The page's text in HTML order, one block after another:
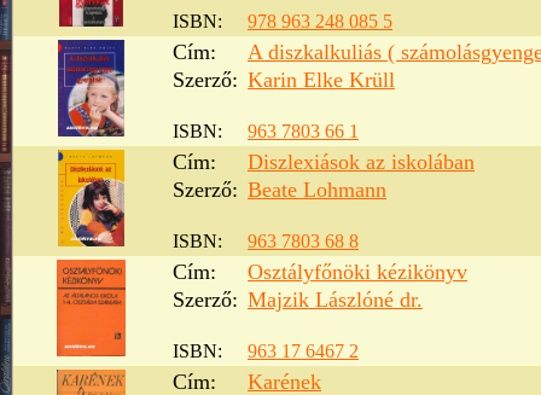
ISBN: 978 963 248 085 5
Cím:
A diszkalkuliás (
Szerző: Karin Elke Krüll
ISBN: 963 7803 66 1
Cím:
Diszlexiások az iskolában
Szerző: Beate Lohmann
ISBN: 963 7803 68 8
Cím:
Osztályfőnöki kézikönyv
Szerző: Majzik Lászlóné dr.
ISBN: 963 17 6467 2
Cím:
Karének